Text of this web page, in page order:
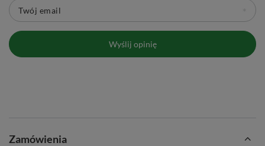
Twój email
Wyślij opinię
Zamówienia